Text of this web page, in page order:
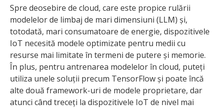
Spre deosebire de cloud, care este propice rulării
modelelor de limbaj de mari dimensiuni (LLM) și,
totodată, mari consumatoare de energie, dispozitivele
IoT necesită modele optimizate pentru medii cu
resurse mai limitate în termeni de putere și memorie.
În plus, pentru antrenarea modelelor în cloud, puteți
utiliza unele soluții precum TensorFlow și poate încă
alte două framework-uri de modele proprietare, dar
atunci când treceți la dispozitivele IoT de nivel mai